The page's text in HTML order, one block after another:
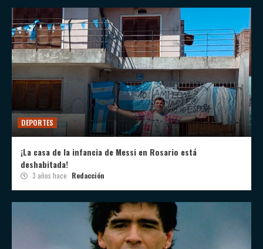
DEPORTES
¡La casa de la infancia de Messi en Rosario está
deshabitada!
3 años hace Redacción